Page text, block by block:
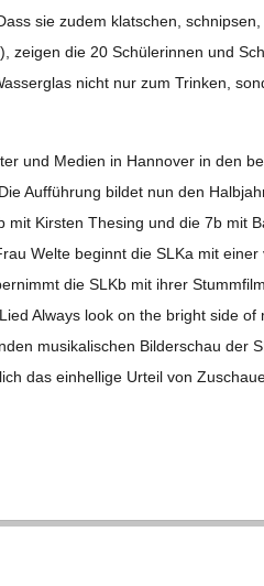
sie zudem klat­schen, schnip­sen,
zei­gen die 20 Schü­le­rin­nen und
nicht nur zum Trin­ken,
und Medien in Han­no­ver in den
Auf­füh­rung bil­det nun den
Kirs­ten The­sing und die 7b mit
Welte beginnt die SLKa mit einer
die SLKb mit ihrer
Always look on the bright side of
musi­ka­li­schen Bil­der­schau der
das ein­hel­lige Urteil von